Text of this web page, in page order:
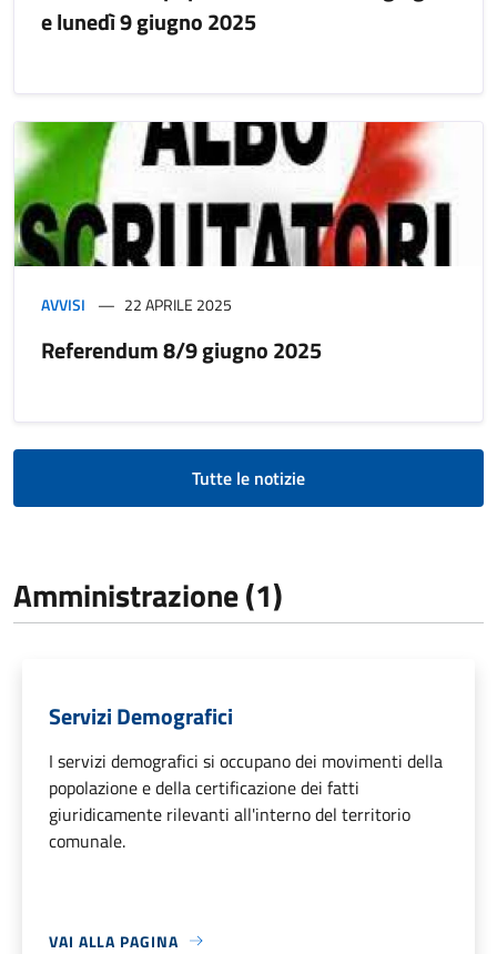
e lunedì 9 giugno 2025
AVVISI 22 APRILE 2025
Referendum 8/9 giugno 2025
Tutte le notizie
Amministrazione (1)
Servizi Demografici
I servizi demografici si occupano dei movimenti della
popolazione e della certificazione dei fatti
giuridicamente rilevanti all'interno del territorio
comunale.
VAI ALLA PAGINA